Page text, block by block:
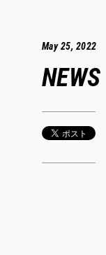
May 25, 2022
NEWS